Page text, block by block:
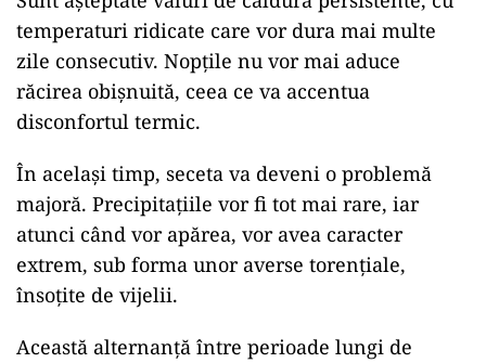
temperaturi ridicate care vor dura mai multe
zile consecutiv. Nopțile nu vor mai aduce
răcirea obișnuită, ceea ce va accentua
disconfortul termic.
În același timp, seceta va deveni o problemă
majoră. Precipitațiile vor fi tot mai rare, iar
atunci când vor apărea, vor avea caracter
extrem, sub forma unor averse torențiale,
însoțite de vijelii.
Această alternanță între perioade lungi de